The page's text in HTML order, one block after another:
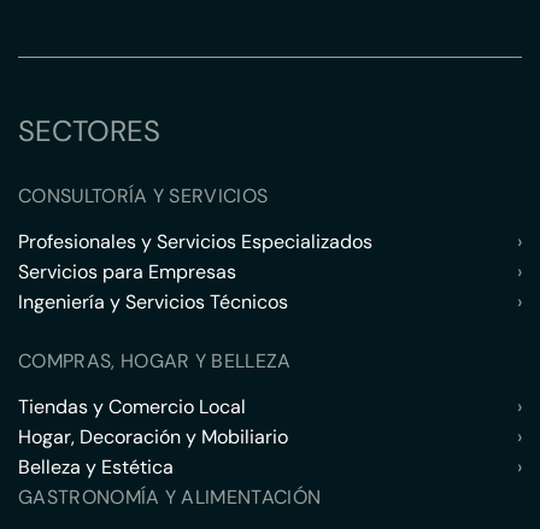
SECTORES
CONSULTORÍA Y SERVICIOS
Profesionales y Servicios Especializados
›
Servicios para Empresas
›
Ingeniería y Servicios Técnicos
›
COMPRAS, HOGAR Y BELLEZA
Tiendas y Comercio Local
›
Hogar, Decoración y Mobiliario
›
Belleza y Estética
›
GASTRONOMÍA Y ALIMENTACIÓN